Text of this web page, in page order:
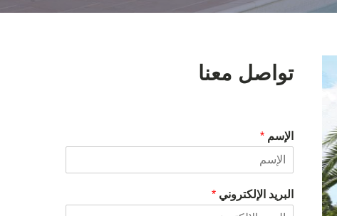
تواصل معنا
الإسم *
البريد الإلكتروني *